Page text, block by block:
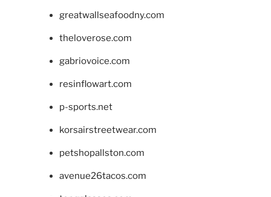
greatwallseafoodny.com
theloverose.com
gabriovoice.com
resinflowart.com
p-sports.net
korsairstreetwear.com
petshopallston.com
avenue26tacos.com